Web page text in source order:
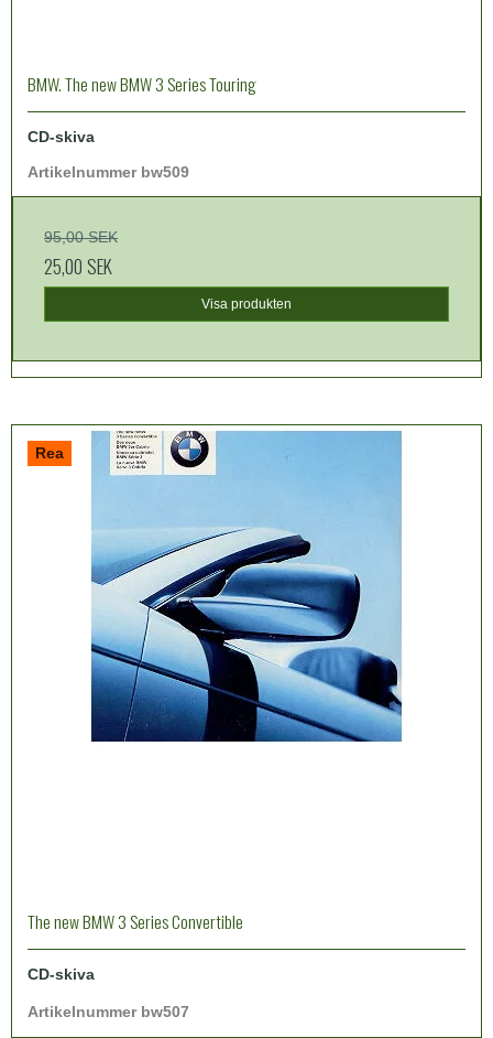
BMW. The new BMW 3 Series Touring
CD-skiva
Artikelnummer bw509
95,00 SEK
25,00 SEK
Visa produkten
Rea
The new BMW 3 Series Convertible
CD-skiva
Artikelnummer bw507